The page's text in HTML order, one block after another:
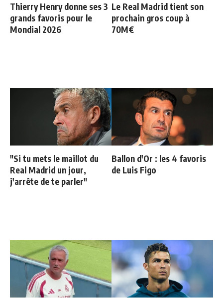
Thierry Henry donne ses 3
grands favoris pour le
Mondial 2026
Le Real Madrid tient son
prochain gros coup à
70M€
"Si tu mets le maillot du
Real Madrid un jour,
j'arrête de te parler"
Ballon d'Or : les 4 favoris
de Luis Figo